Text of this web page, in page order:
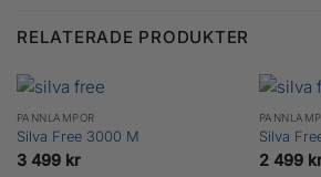
RELATERADE PRODUKTER
PANNLAMPOR
Silva Free 3000 M
3 499 kr
Silva
2 499